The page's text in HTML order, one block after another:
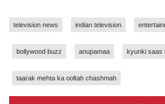
television news indian television
bollywood buzz anupamaa kyunki saas
taarak mehta ka ooltah chashmah